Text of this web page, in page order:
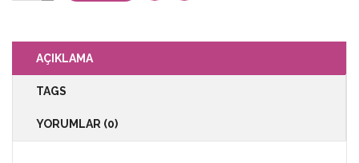
AÇIKLAMA
TAGS
YORUMLAR (0)